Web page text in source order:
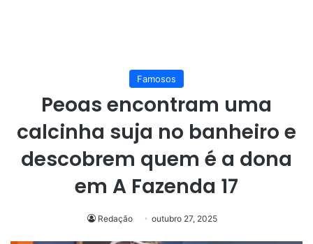
Famosos
Peoas encontram uma
calcinha suja no banheiro e
descobrem quem é a dona
em A Fazenda 17
Redação outubro 27, 2025